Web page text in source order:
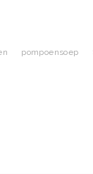
pompoensoep